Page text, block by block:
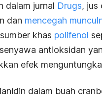
dalam jurnal Drugs, jus
dan mencegah
khas polifenol
antioksidan
efek
dalam buah